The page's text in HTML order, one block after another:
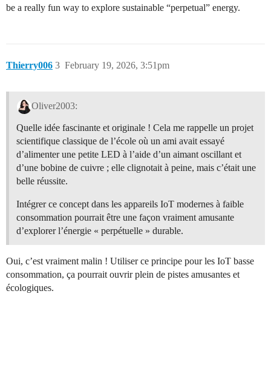
be a really fun way to explore sustainable “perpetual” energy.
Thierry006 February 19, 2026, 3:51pm
3
Oliver2003:
Quelle idée fascinante et originale ! Cela me rappelle un projet
scientifique classique de l’école où un ami avait essayé
d’alimenter une petite LED à l’aide d’un aimant oscillant et
d’une bobine de cuivre ; elle clignotait à peine, mais c’était une
belle réussite.
Intégrer ce concept dans les appareils IoT modernes à faible
consommation pourrait être une façon vraiment amusante
d’explorer l’énergie « perpétuelle » durable.
Oui, c’est vraiment malin ! Utiliser ce principe pour les IoT basse
consommation, ça pourrait ouvrir plein de pistes amusantes et
écologiques.